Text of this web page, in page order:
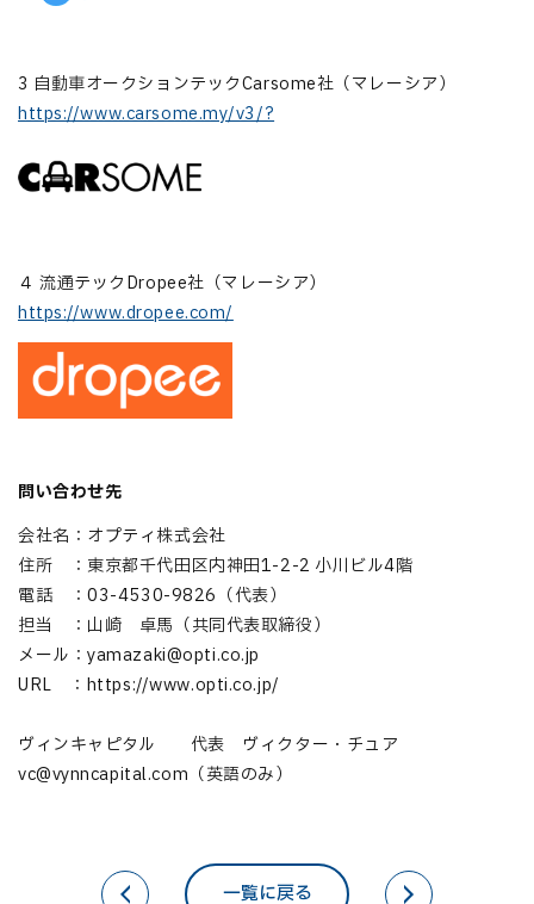
3 自動車オークションテックCarsome社（マレーシア）
https://www.carsome.my/v3/?
４ 流通テックDropee社（マレーシア）
https://www.dropee.com/
問い合わせ先
会社名：オプティ株式会社
住所 ：東京都千代田区内神田1-2-2 小川ビル4階
電話 ：03-4530-9826（代表）
担当 ：山崎 卓馬（共同代表取締役）
メール：yamazaki@opti.co.jp
URL ：https://www.opti.co.jp/
ヴィンキャピタル 代表 ヴィクター・チュア
vc@vynncapital.com（英語のみ）
一覧に戻る